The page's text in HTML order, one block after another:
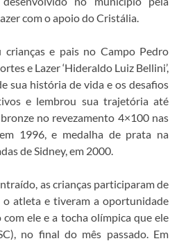
com o apoio do Cristália.
e pais no Campo Pedro
e Lazer ‘Hideraldo Luiz Bellini’,
sua história de vida e os desafios
e lembrou sua trajetória até
no revezamento 4×100 nas
1996, e medalha de prata na
de Sidney, em 2000.
as crianças participaram de
atleta e tiveram a oportunidade
ele e a tocha olímpica que ele
no final do mês passado. Em